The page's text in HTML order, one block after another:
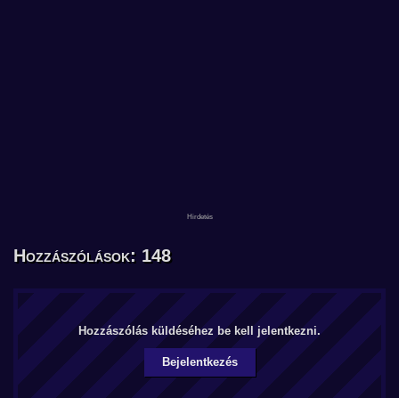
Hozzászólások: 148
Hozzászólás küldéséhez be kell jelentkezni.
Bejelentkezés